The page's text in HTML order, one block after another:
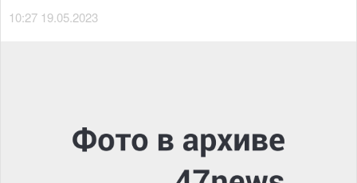
10:27 19.05.2023